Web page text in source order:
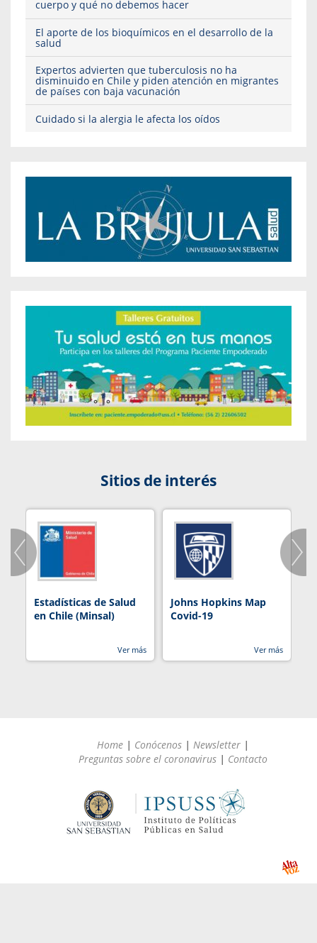
cuerpo y qué no debemos hacer
El aporte de los bioquímicos en el desarrollo de la
salud
Expertos advierten que tuberculosis no ha
disminuido en Chile y piden atención en migrantes
de países con baja vacunación
Cuidado si la alergia le afecta los oídos
Sitios de interés
Estadísticas de Salud
en Chile (Minsal)
Ver más
Johns Hopkins Map
Covid-19
Ver más
Home | Conócenos | Newsletter |
Preguntas sobre el coronavirus | Contacto